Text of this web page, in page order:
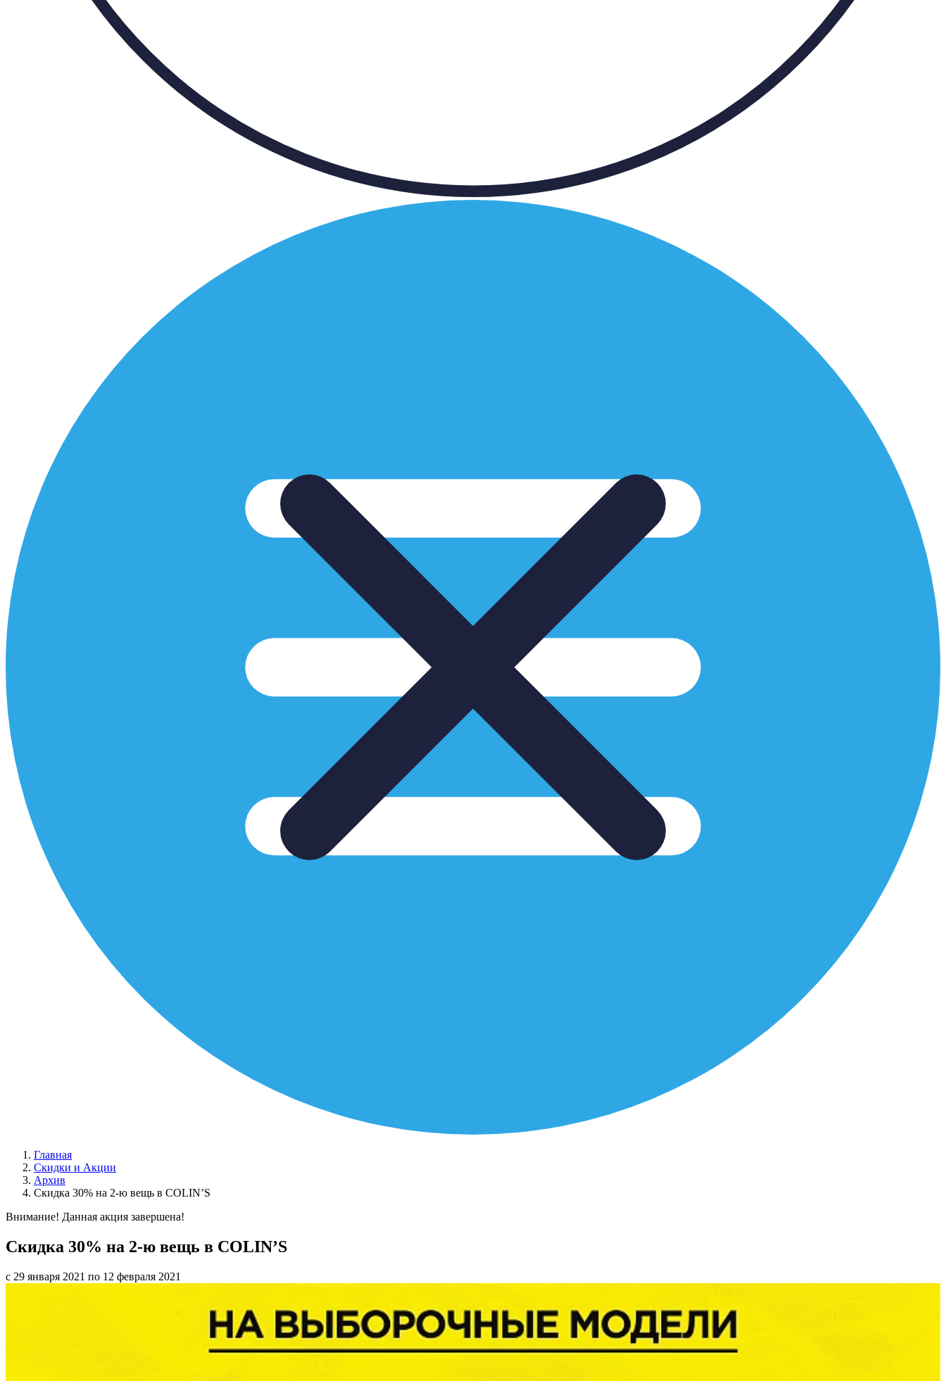
Главная
Скидки и Акции
Архив
Скидка 30% на 2-ю вещь в COLIN’S
Внимание! Данная акция завершена!
Скидка 30% на 2-ю вещь в COLIN’S
с 29 января 2021 по 12 февраля 2021